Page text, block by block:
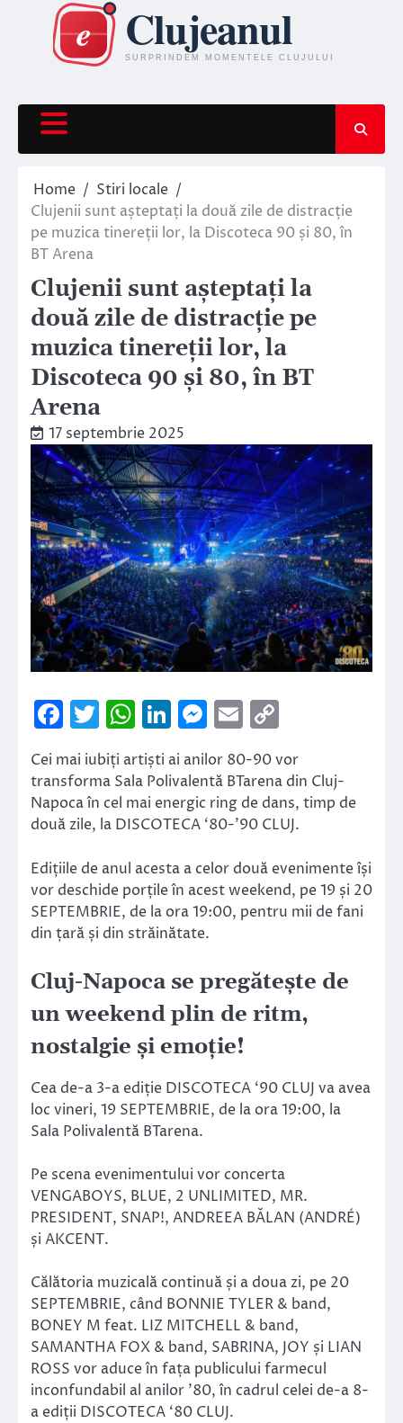
content
Home
Stiri locale
Clujenii sunt așteptați la două zile de distracție
pe muzica tinereții lor, la Discoteca 90 și 80, în
BT Arena
Clujenii sunt așteptați la
două zile de distracție pe
muzica tinereții lor, la
Discoteca 90 și 80, în BT
Arena
17 septembrie 2025
Facebook
Twitter
WhatsApp
LinkedIn
Messenger
Email
Cei mai iubiți artiști ai anilor 80-90 vor
transforma Sala Polivalentă BTarena din Cluj-
Napoca în cel mai energic ring de dans, timp de
două zile, la DISCOTECA ‘80-’90 CLUJ.
Edițiile de anul acesta a celor două evenimente își
vor deschide porțile în acest weekend, pe 19 și 20
SEPTEMBRIE, de la ora 19:00, pentru mii de fani
din țară și din străinătate.
Cluj-Napoca se pregătește de
un weekend plin de ritm,
nostalgie și emoție!
Cea de-a 3-a ediție DISCOTECA ‘90 CLUJ va avea
loc vineri, 19 SEPTEMBRIE, de la ora 19:00, la
Sala Polivalentă BTarena.
Pe scena evenimentului vor concerta
VENGABOYS, BLUE, 2 UNLIMITED, MR.
PRESIDENT, SNAP!, ANDREEA BĂLAN (ANDRÉ)
și AKCENT.
Călătoria muzicală continuă și a doua zi, pe 20
SEPTEMBRIE, când BONNIE TYLER & band,
BONEY M feat. LIZ MITCHELL & band,
SAMANTHA FOX & band, SABRINA, JOY și LIAN
ROSS vor aduce în fața publicului farmecul
inconfundabil al anilor ’80, în cadrul celei de-a 8-
a ediții DISCOTECA ‘80 CLUJ.